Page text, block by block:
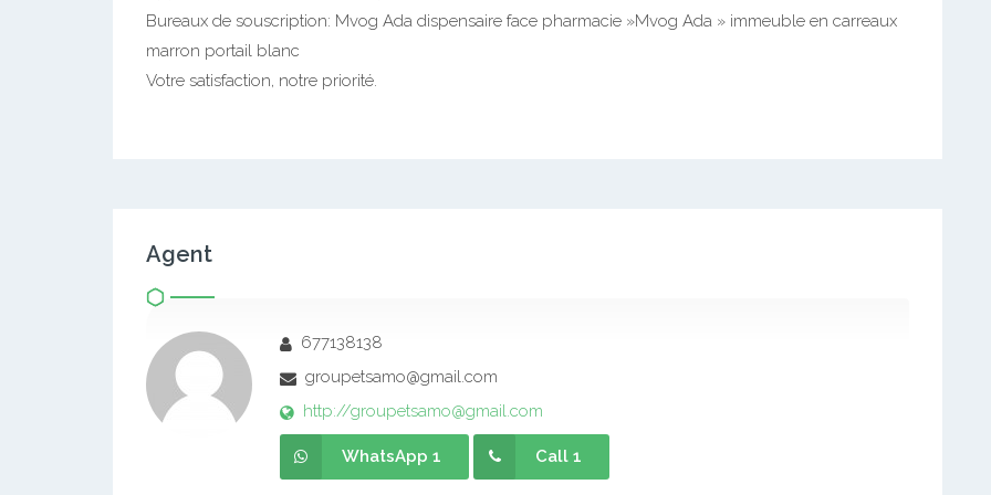
Bureaux de souscription: Mvog Ada dispensaire face pharmacie »Mvog Ada » immeuble en carreaux
marron portail blanc
Votre satisfaction, notre priorité.
Agent
677138138
groupetsamo@gmail.com
http://groupetsamo@gmail.com
WhatsApp 1 Call 1